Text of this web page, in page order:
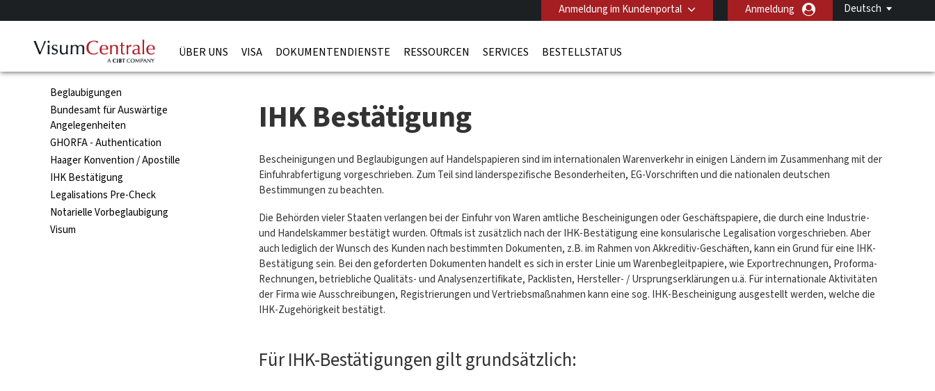
Deutsch
Anmeldung im Kundenportal Anmeldung
ÜBER UNS VISA DOKUMENTENDIENSTE RESSOURCEN SERVICES BESTELLSTATUS
Beglaubigungen
Bundesamt für Auswärtige
Angelegenheiten
GHORFA - Authentication
Haager Konvention / Apostille
IHK Bestätigung
Legalisations Pre-Check
Notarielle Vorbeglaubigung
Visum
IHK Bestätigung
Bescheinigungen und Beglaubigungen auf Handelspapieren sind im internationalen Warenverkehr in einigen Ländern im Zusammenhang mit der
Einfuhrabfertigung vorgeschrieben. Zum Teil sind länderspezifische Besonderheiten, EG-Vorschriften und die nationalen deutschen
Bestimmungen zu beachten.
Die Behörden vieler Staaten verlangen bei der Einfuhr von Waren amtliche Bescheinigungen oder Geschäftspapiere, die durch eine Industrie-
und Handelskammer bestätigt wurden. Oftmals ist zusätzlich nach der IHK-Bestätigung eine konsularische Legalisation vorgeschrieben. Aber
auch lediglich der Wunsch des Kunden nach bestimmten Dokumenten, z.B. im Rahmen von Akkreditiv-Geschäften, kann ein Grund für eine IHK-
Bestätigung sein. Bei den geforderten Dokumenten handelt es sich in erster Linie um Warenbegleitpapiere, wie Exportrechnungen, Proforma-
Rechnungen, betriebliche Qualitäts- und Analysenzertifikate, Packlisten, Hersteller- / Ursprungserklärungen u.ä. Für internationale Aktivitäten
der Firma wie Ausschreibungen, Registrierungen und Vertriebsmaßnahmen kann eine sog. IHK-Bescheinigung ausgestellt werden, welche die
IHK-Zugehörigkeit bestätigt.
Für IHK-Bestätigungen gilt grundsätzlich: